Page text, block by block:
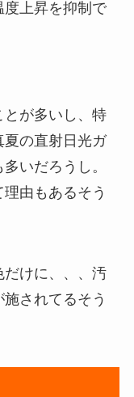
度上昇を抑制で
が多いし、特
夏の直射日光ガ
いだろうし。
由もあるそう
だけに、、、汚
されてるそう